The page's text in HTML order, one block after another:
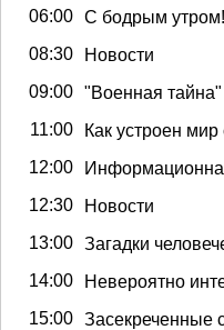
06:00 С бодрым утром!
08:30 Новости
09:00 "Военная
11:00 Как устроен
12:00
12:30 Новости
13:00 Загадки
14:00 Невероятно
15:00 Засекреченные